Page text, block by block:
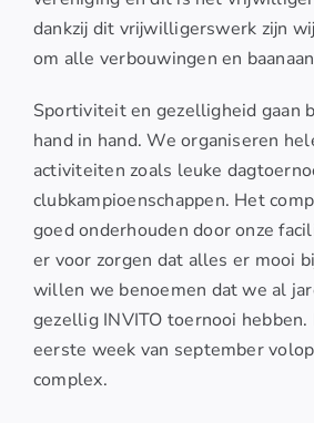
dankzij dit vrijwilligerswerk zijn
om alle verbouwingen en
Sportiviteit en gezelligheid gaan
hand in hand. We organiseren
activiteiten zoals leuke
clubkampioenschappen. Het
goed onderhouden door onze
er voor zorgen dat alles er mooi
willen we benoemen dat we al
gezellig INVITO toernooi hebben.
eerste week van september
complex.